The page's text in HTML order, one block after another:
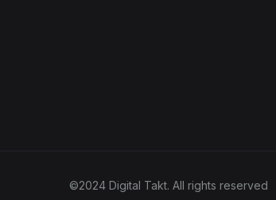
©2024 Digital Takt. All rights reserved